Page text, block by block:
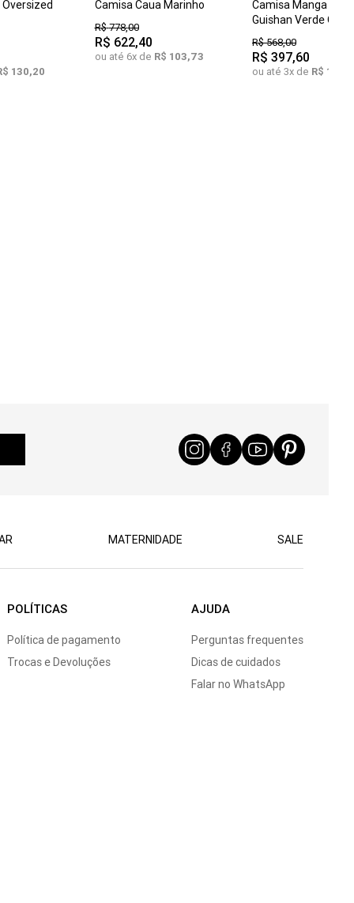
COMPRAR
130,20
M G GG COMPRAR
Camisa Caua Marinho
R$778,00
R$ 622,40
ou até 6x de R$ 103,73
GG
Camisa Manga
Guishan Verde Oliva
R$568,00
R$ 397,60
ou até 3x de R$ 132
MATERNIDADE SALE
POLÍTICAS
Política de pagamento
Trocas e Devoluções
AJUDA
Perguntas frequentes
Dicas de cuidados
Falar no WhatsApp